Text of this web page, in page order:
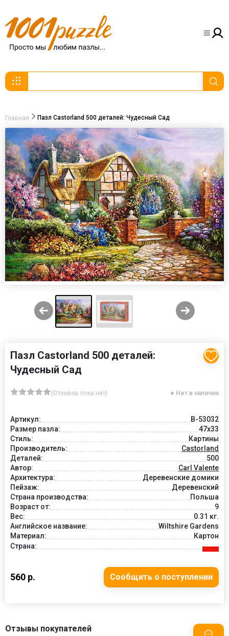
Главная Пазл Castorland 500 деталей: Чудесный Сад
Пазл Castorland 500 деталей:
Чудесный Сад
(Отзывов пока нет) Нет в наличии
Артикул:
B-53032
Размер пазла:
47x33
Стиль:
Картины
Производитель:
Castorland
Деталей:
500
Автор:
Carl Valente
Архитектура:
Деревенские домики
Пейзаж:
Деревенский
Страна производства:
Польша
Возраст от:
9
Вес:
0.31 кг.
Английское название:
Wiltshire Gardens
Материал:
Картон
Страна:
560 р. Сообщить о поступлении
Отзывы покупателей